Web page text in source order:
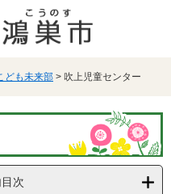
ども未来部 > 吹上児童センター
次